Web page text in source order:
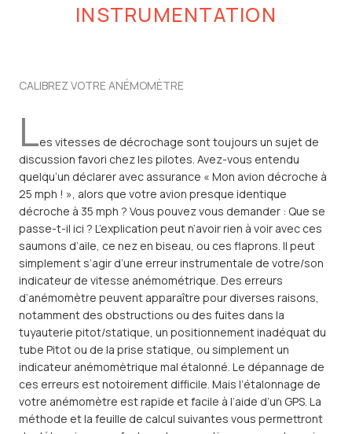
INSTRUMENTATION
CALIBREZ VOTRE ANÉMOMÈTRE
Les vitesses de décrochage sont toujours un sujet de
discussion favori chez les pilotes. Avez-vous entendu
quelqu’un déclarer avec assurance « Mon avion décroche à
25 mph ! », alors que votre avion presque identique
décroche à 35 mph ? Vous pouvez vous demander : Que se
passe-t-il ici ? L’explication peut n’avoir rien à voir avec ces
saumons d’aile, ce nez en biseau, ou ces flaprons. Il peut
simplement s’agir d’une erreur instrumentale de votre/son
indicateur de vitesse anémométrique. Des erreurs
d’anémomètre peuvent apparaître pour diverses raisons,
notamment des obstructions ou des fuites dans la
tuyauterie pitot/statique, un positionnement inadéquat du
tube Pitot ou de la prise statique, ou simplement un
indicateur anémomètrique mal étalonné. Le dépannage de
ces erreurs est notoirement difficile. Mais l’étalonnage de
votre anémomètre est rapide et facile à l’aide d’un GPS. La
méthode et la feuille de calcul suivantes vous permettront